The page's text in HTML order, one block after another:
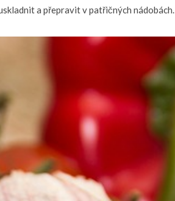
a přepravit v patřičných nádobách.